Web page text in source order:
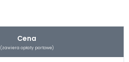
Cena
(zawiera opłaty portowe)